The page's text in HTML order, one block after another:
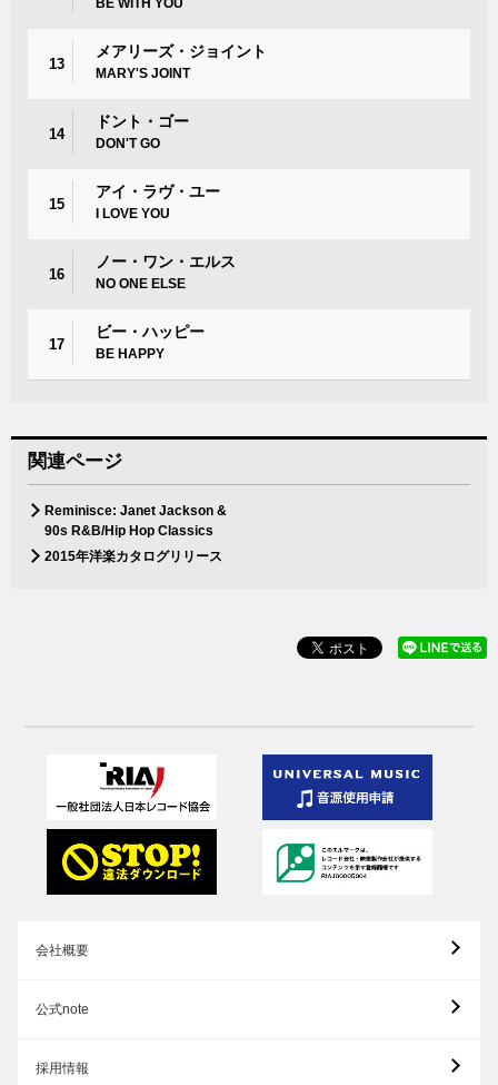
BE WITH YOU
13
メアリーズ・ジョイント
MARY'S JOINT
14
ドント・ゴー
DON'T GO
15
アイ・ラヴ・ユー
I LOVE YOU
16
ノー・ワン・エルス
NO ONE ELSE
17
ビー・ハッピー
BE HAPPY
関連ページ
Reminisce: Janet Jackson &
90s R&B/Hip Hop Classics
2015年洋楽カタログリリース
会社概要
公式note
採用情報